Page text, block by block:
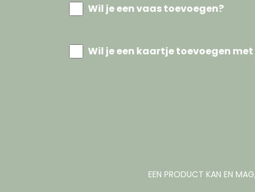
Wil je een vaas toevoegen?
Wil je een kaartje toevoegen
EEN PRODUCT KAN EN